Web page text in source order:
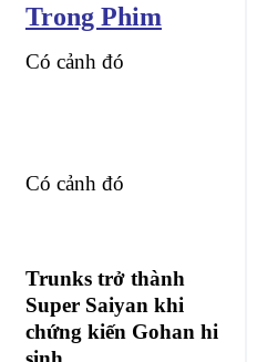
Trong Phim
Có cảnh đó
Có cảnh đó
Trunks trở thành
Super Saiyan khi
chứng kiến Gohan hi